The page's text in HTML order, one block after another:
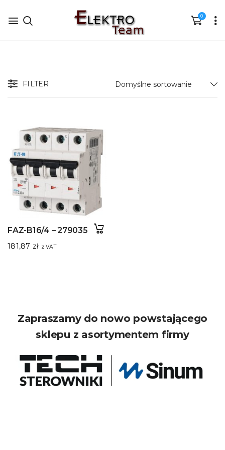
0
FILTER
FAZ-B16/4 – 279035
181,87 zł z VAT
Zapraszamy do nowo powstającego
sklepu z asortymentem firmy